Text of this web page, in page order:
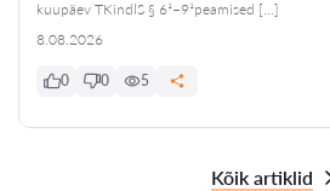
kuupäev TKindlS § 6¹–9¹peamised […]
8.08.2026
0 0 5
Kõik artiklid